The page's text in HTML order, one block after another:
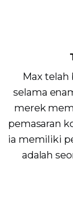
Max
selama
merek
pemasaran
ia memiliki
adalah